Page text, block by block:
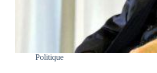
Politique